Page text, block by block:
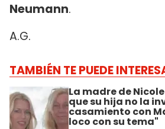
Neumann.
A.G.
TAMBIÉN TE PUEDE
La madre de
que su hija no la
casamiento con
loco con su tema"